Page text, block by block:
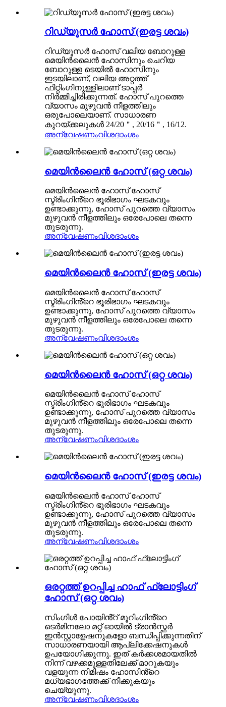
റിഡ്യൂസർ ഹോസ് (ഇരട്ട ശവം)
റിഡ്യൂസർ ഹോസ് വലിയ ബോറുള്ള
മെയിൻലൈൻ ഹോസിനും ചെറിയ
ബോറുള്ള ടെയിൽ ഹോസിനും
ഇടയിലാണ്, വലിയ അറ്റത്ത്
ഫിറ്റിംഗിനുള്ളിലാണ് ടാപ്പർ
നിർമ്മിച്ചിരിക്കുന്നത്. ഹോസ് പുറത്തെ
വ്യാസം മുഴുവൻ നീളത്തിലും
ഒരുപോലെയാണ്. സാധാരണ
കുറയ്ക്കലുകൾ 24/20＂, 20/16＂, 16/12.
അന്വേഷണംവിശദാംശം
മെയിൻലൈൻ ഹോസ് (ഒറ്റ ശവം)
മെയിൻലൈൻ ഹോസ് ഹോസ്
സ്ട്രിംഗിൻ്റെ ഭൂരിഭാഗം ഘടകവും
ഉണ്ടാക്കുന്നു, ഹോസ് പുറത്തെ വ്യാസം
മുഴുവൻ നീളത്തിലും ഒരേപോലെ തന്നെ
തുടരുന്നു.
അന്വേഷണംവിശദാംശം
മെയിൻലൈൻ ഹോസ് (ഇരട്ട ശവം)
മെയിൻലൈൻ ഹോസ് ഹോസ്
സ്ട്രിംഗിൻ്റെ ഭൂരിഭാഗം ഘടകവും
ഉണ്ടാക്കുന്നു, ഹോസ് പുറത്തെ വ്യാസം
മുഴുവൻ നീളത്തിലും ഒരേപോലെ തന്നെ
തുടരുന്നു.
അന്വേഷണംവിശദാംശം
മെയിൻലൈൻ ഹോസ് (ഒറ്റ ശവം)
മെയിൻലൈൻ ഹോസ് ഹോസ്
സ്ട്രിംഗിൻ്റെ ഭൂരിഭാഗം ഘടകവും
ഉണ്ടാക്കുന്നു, ഹോസ് പുറത്തെ വ്യാസം
മുഴുവൻ നീളത്തിലും ഒരേപോലെ തന്നെ
തുടരുന്നു.
അന്വേഷണംവിശദാംശം
മെയിൻലൈൻ ഹോസ് (ഇരട്ട ശവം)
മെയിൻലൈൻ ഹോസ് ഹോസ്
സ്ട്രിംഗിൻ്റെ ഭൂരിഭാഗം ഘടകവും
ഉണ്ടാക്കുന്നു, ഹോസ് പുറത്തെ വ്യാസം
മുഴുവൻ നീളത്തിലും ഒരേപോലെ തന്നെ
തുടരുന്നു.
അന്വേഷണംവിശദാംശം
ഒരറ്റത്ത് ഉറപ്പിച്ച ഹാഫ് ഫ്ലോട്ടിംഗ്
ഹോസ് (ഒറ്റ ശവം)
സിംഗിൾ പോയിൻ്റ് മൂറിംഗിൻ്റെ
ടെർമിനലോ മറ്റ് ഓയിൽ ട്രാൻസ്ഫർ
ഇൻസ്റ്റാളേഷനുകളോ ബന്ധിപ്പിക്കുന്നതിന്
സാധാരണയായി ആപ്ലിക്കേഷനുകൾ
ഉപയോഗിക്കുന്നു. ഇത് കർക്കശമായതിൽ
നിന്ന് വഴക്കമുള്ളതിലേക്ക് മാറുകയും
വളയുന്ന നിമിഷം ഹോസിൻ്റെ
മധ്യഭാഗത്തേക്ക് നീക്കുകയും
ചെയ്യുന്നു.
അന്വേഷണംവിശദാംശം